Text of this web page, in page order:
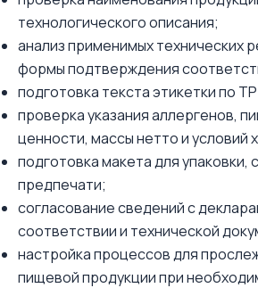
технологического описания;
анализ применимых технических
формы подтверждения
подготовка текста этикетки по
проверка указания аллергенов,
ценности, массы нетто и условий
подготовка макета для упаковки,
предпечати;
согласование сведений с
соответствии и технической
настройка процессов для
пищевой продукции при